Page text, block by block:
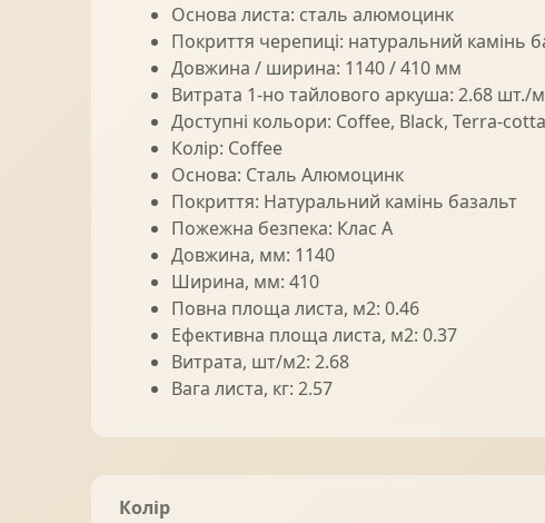
Основа листа: сталь алюмоцинк
Покриття черепиці: натуральний камінь
Довжина / ширина: 1140 / 410 мм
Витрата 1-но тайлового аркуша: 2.68 шт./
Доступні кольори: Coffee, Black, Terra-
Колір: Coffee
Основа: Сталь Алюмоцинк
Покриття: Натуральний камінь базальт
Пожежна безпека: Клас А
Довжина, мм: 1140
Ширина, мм: 410
Повна площа листа, м2: 0.46
Ефективна площа листа, м2: 0.37
Витрата, шт/м2: 2.68
Вага листа, кг: 2.57
Колір